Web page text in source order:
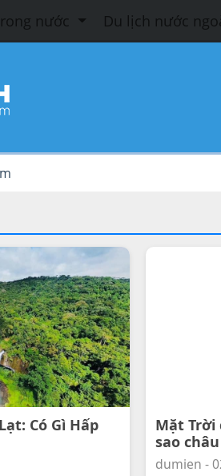
nước Du lịch nước
Có Gì Hấp
Mặt
sao
dumien -